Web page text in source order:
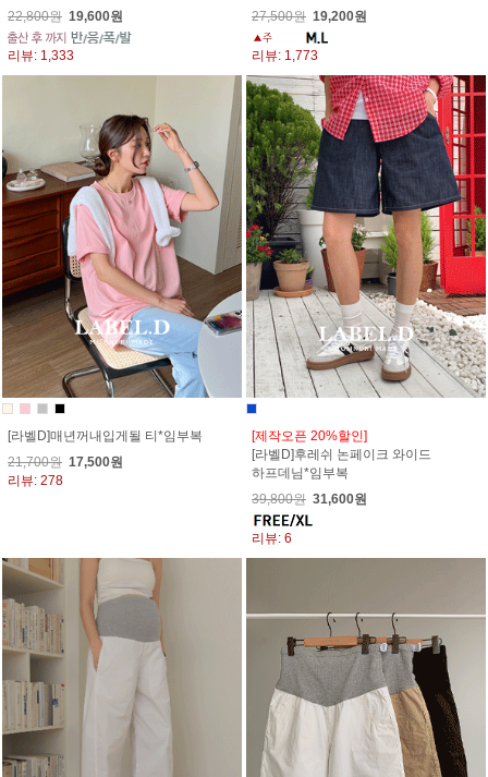
22,800원 19,600원
리뷰: 1,333
27,500원 19,200원
리뷰: 1,773
[라벨D]매년꺼내입게될 티*임부복
21,700원 17,500원
리뷰: 278
[제작오픈 20%할인]
[라벨D]후레쉬 논페이크 와이드
하프데님*임부복
39,800원 31,600원
리뷰: 6